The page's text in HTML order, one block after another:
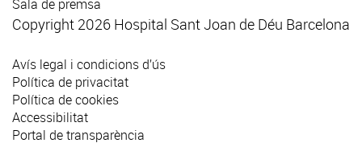
Sala de premsa
Copyright 2026 Hospital Sant Joan de Déu Barcelona
Avís legal i condicions d’ús
Política de privacitat
Política de cookies
Accessibilitat
Portal de transparència